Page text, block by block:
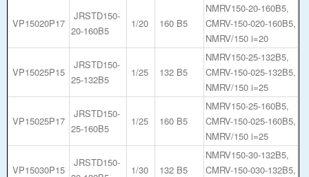
VP15020P17
JRSTD150-
20-160B5
1/20 160 B5
NMRV150-20-160B5,
CMRV-150-020-160B5,
NMRV/150 i=20
VP15025P15
JRSTD150-
25-132B5
1/25 132 B5
NMRV150-25-132B5,
CMRV-150-025-132B5,
NMRV/150 i=25
VP15025P17
JRSTD150-
25-160B5
1/25 160 B5
NMRV150-25-160B5,
CMRV-150-025-160B5,
NMRV/150 i=25
VP15030P15
JRSTD150-
1/30 132 B5
NMRV150-30-132B5,
CMRV-150-030-132B5,